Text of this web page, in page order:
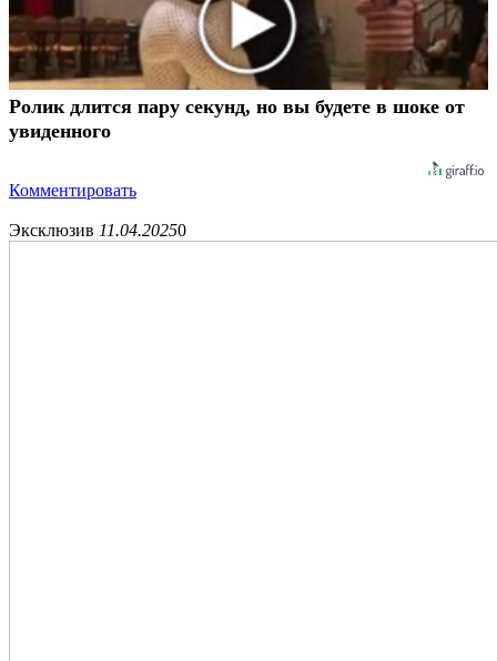
Ролик длится пару секунд, но вы будете в шоке от
увиденного
Комментировать
Эксклюзив 11.04.20250